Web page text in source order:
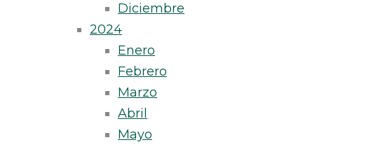
Diciembre
2024
Enero
Febrero
Marzo
Abril
Mayo